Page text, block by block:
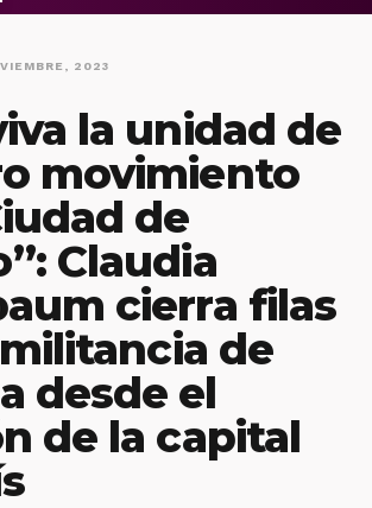
2023
la unidad de
movimiento
de
Claudia
cierra filas
de
desde el
de la capital